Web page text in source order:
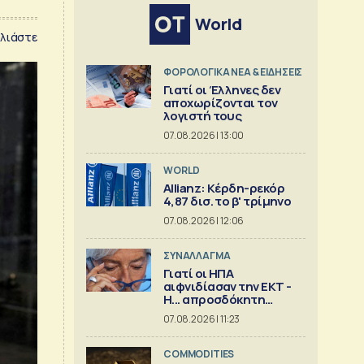
World
ΦΟΡΟΛΟΓΙΚΑ ΝΕΑ & EΙΔΗΣΕΙΣ
Γιατί οι Έλληνες δεν
αποχωρίζονται τον
λογιστή τους
07.08.2026 | 13:00
WORLD
Allianz: Κέρδη-ρεκόρ
4,87 δισ. το β' τρίμηνο
07.08.2026 | 12:06
ΣΥΝΑΛΛΑΓΜΑ
Γιατί οι ΗΠΑ
αιφνιδίασαν την ΕΚΤ -
Η... απροσδόκητη
κίνηση
07.08.2026 | 11:23
COMMODITIES